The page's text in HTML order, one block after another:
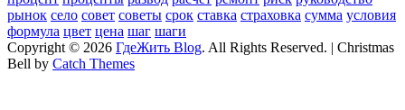
рынок село совет советы срок ставка страховка сумма условия
формула цвет цена шаг шаги
Copyright © 2026 ГдеЖить Blog. All Rights Reserved. | Christmas
Bell by Catch Themes